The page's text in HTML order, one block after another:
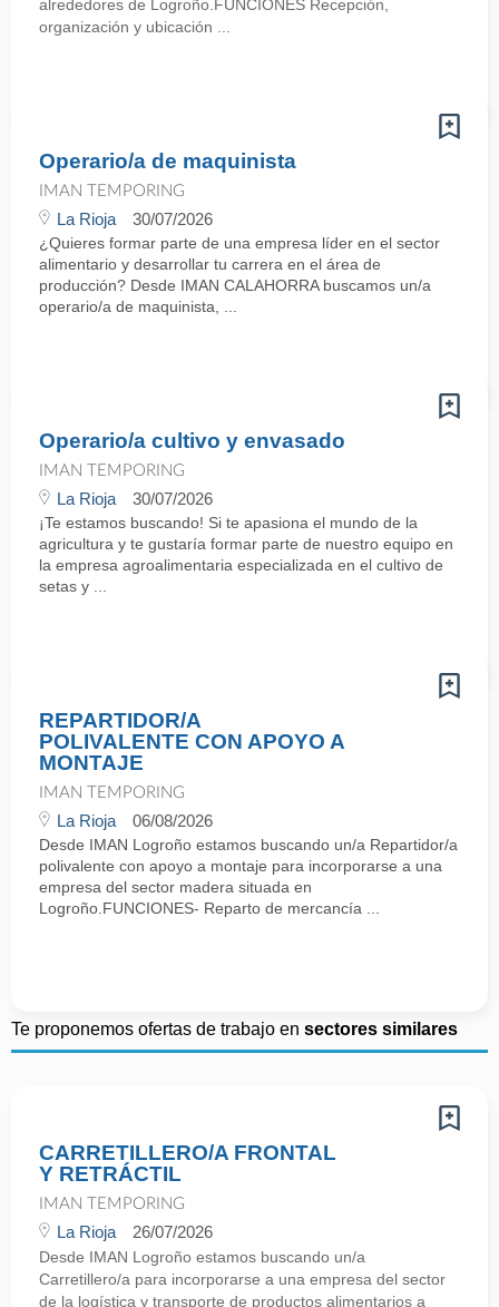
alrededores de Logroño.FUNCIONES Recepción,
organización y ubicación ...
Operario/a de maquinista
IMAN TEMPORING
La Rioja 30/07/2026
¿Quieres formar parte de una empresa líder en el sector
alimentario y desarrollar tu carrera en el área de
producción? Desde IMAN CALAHORRA buscamos un/a
operario/a de maquinista, ...
Operario/a cultivo y envasado
IMAN TEMPORING
La Rioja 30/07/2026
¡Te estamos buscando! Si te apasiona el mundo de la
agricultura y te gustaría formar parte de nuestro equipo en
la empresa agroalimentaria especializada en el cultivo de
setas y ...
REPARTIDOR/A
POLIVALENTE CON APOYO A
MONTAJE
IMAN TEMPORING
La Rioja 06/08/2026
Desde IMAN Logroño estamos buscando un/a Repartidor/a
polivalente con apoyo a montaje para incorporarse a una
empresa del sector madera situada en
Logroño.FUNCIONES- Reparto de mercancía ...
Te proponemos ofertas de trabajo en sectores similares
CARRETILLERO/A FRONTAL
Y RETRÁCTIL
IMAN TEMPORING
La Rioja 26/07/2026
Desde IMAN Logroño estamos buscando un/a
Carretillero/a para incorporarse a una empresa del sector
de la logística y transporte de productos alimentarios a